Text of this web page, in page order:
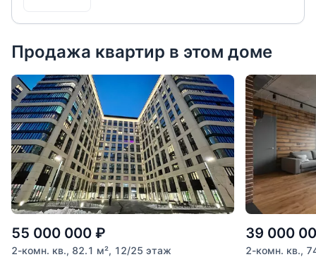
Продажа квартир в этом доме
55 000 000 ₽
2-комн. кв., 82.1 м², 12/25 этаж
39 000
2-комн. кв.,